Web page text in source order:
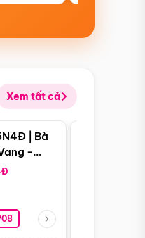
Xem tất cả
09
nổi bật
| Bà
-